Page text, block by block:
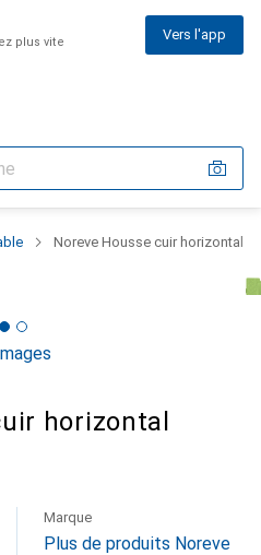
plus vite Vers l'app
Noreve Housse cuir horizontal
horizontal
Marque
Plus de produits Noreve